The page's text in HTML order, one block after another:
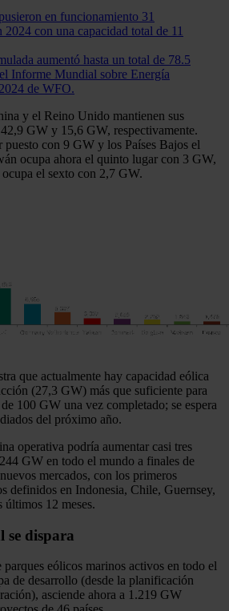
en funcionamiento 31
2024 con una capacidad total de 11
aumentó hasta un total de 78.5
Informe Mundial sobre Energía
de WFO.
y el Reino Unido mantienen sus
GW y 15,6 GW, respectivamente.
puesto con 9 GW y los Países Bajos el
ocupa ahora el quinto lugar con 3 GW,
el sexto con 2,7 GW.
que actualmente hay capacidad eólica
(27,3 GW) más que suficiente para
100 GW una vez completado; se espera
del próximo año.
operativa podría aumentar casi tres
GW en todo el mundo a finales de
mercados, con los primeros
definidos en Indonesia, Chile, Guernsey,
12 meses.
dispara
eólicos marinos activos en todo el
de desarrollo (desde la planificación
asciende ahora a 1.219 GW